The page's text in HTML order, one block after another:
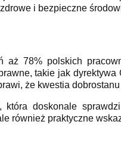
i bezpieczne
aż 78% polskich
takie jak
że kwestia
która doskonale
również praktyczne